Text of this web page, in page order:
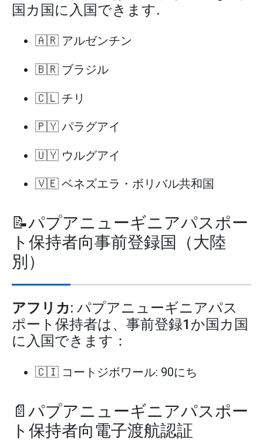
国カ国に入国できます.
🇦🇷 アルゼンチン
🇧🇷 ブラジル
🇨🇱 チリ
🇵🇾 パラグアイ
🇺🇾 ウルグアイ
🇻🇪 ベネズエラ・ボリバル共和国
📝パプアニューギニアパスポー
ト保持者向事前登録国（大陸
別）
アフリカ: パプアニューギニアパス
ポート保持者は、事前登録1か国カ国
に入国できます：
🇨🇮 コートジボワール: 90にち
📄パプアニューギニアパスポー
ト保持者向電子渡航認証